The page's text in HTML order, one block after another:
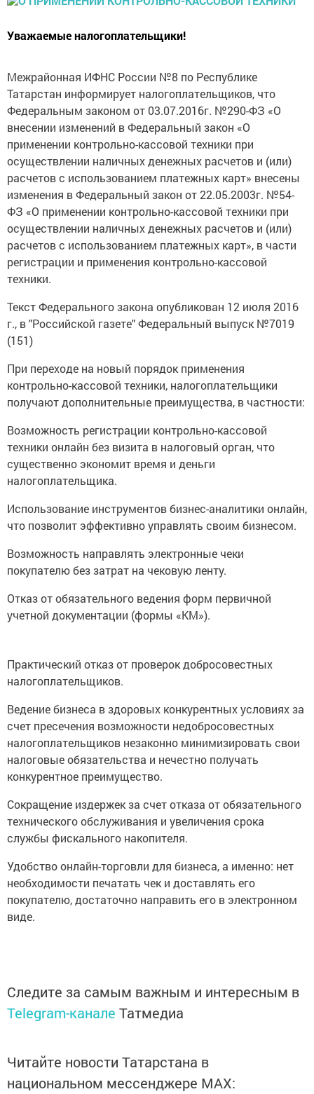
Уважаемые налогоплательщики!
Межрайонная ИФНС России №8 по Республике
Татарстан информирует налогоплательщиков, что
Федеральным законом от 03.07.2016г. №290-ФЗ «О
внесении изменений в Федеральный закон «О
применении контрольно-кассовой техники при
осуществлении наличных денежных расчетов и (или)
расчетов с использованием платежных карт» внесены
изменения в Федеральный закон от 22.05.2003г. №54-
ФЗ «О применении контрольно-кассовой техники при
осуществлении наличных денежных расчетов и (или)
расчетов с использованием платежных карт», в части
регистрации и применения контрольно-кассовой
техники.
Текст Федерального закона опубликован 12 июля 2016
г., в "Российской газете" Федеральный выпуск №7019
(151)
При переходе на новый порядок применения
контрольно-кассовой техники, налогоплательщики
получают дополнительные преимущества, в частности:
Возможность регистрации контрольно-кассовой
техники онлайн без визита в налоговый орган, что
существенно экономит время и деньги
налогоплательщика.
Использование инструментов бизнес-аналитики онлайн,
что позволит эффективно управлять своим бизнесом.
Возможность направлять электронные чеки
покупателю без затрат на чековую ленту.
Отказ от обязательного ведения форм первичной
учетной документации (формы «КМ»).
Практический отказ от проверок добросовестных
налогоплательщиков.
Ведение бизнеса в здоровых конкурентных условиях за
счет пресечения возможности недобросовестных
налогоплательщиков незаконно минимизировать свои
налоговые обязательства и нечестно получать
конкурентное преимущество.
Сокращение издержек за счет отказа от обязательного
технического обслуживания и увеличения срока
службы фискального накопителя.
Удобство онлайн-торговли для бизнеса, а именно: нет
необходимости печатать чек и доставлять его
покупателю, достаточно направить его в электронном
виде.
Следите за самым важным и интересным в
Telegram-канале Татмедиа
Читайте новости Татарстана в
национальном мессенджере MАХ: